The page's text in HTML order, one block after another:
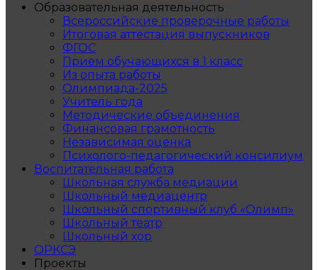
Образовательная деятельность
Всероссийские проверочные работы
Итоговая аттестация выпускников
ФГОС
Прием обучающихся в 1 класс
Из опыта работы
Олимпиада-2025
Учитель года
Методические объединения
Финансовая грамотность
Независимая оценка
Психолого-педагогический консилиум
Воспитательная работа
Школьная служба медиации
Школьный медиацентр
Школьный спортивный клуб «Олимп»
Школьный театр
Школьный хор
ОРКСЭ
Проекты